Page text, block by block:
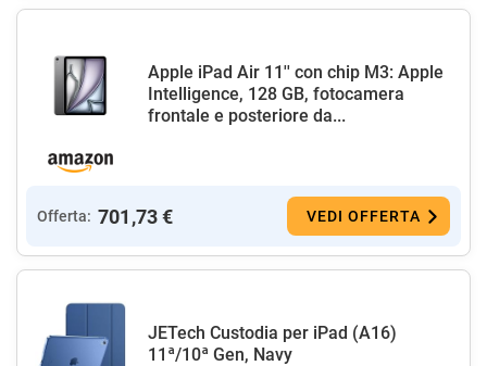
Apple iPad Air 11'' con chip M3: Apple
Intelligence, 128 GB, fotocamera
frontale e posteriore da...
Offerta: 701,73 € VEDI OFFERTA
JETech Custodia per iPad (A16)
11ª/10ª Gen, Navy